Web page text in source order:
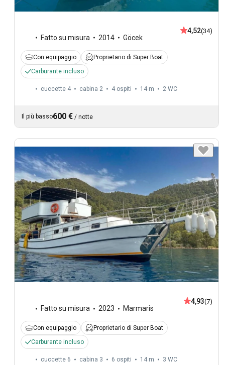
Fatto su misura 2014 Göcek
4,52(34)
Con equipaggio
Proprietario di Super Boat
Carburante incluso
cuccette 4 cabina 2 4 ospiti 14 m 2 WC
Il più basso600 € / notte
Fatto su misura 2023 Marmaris
4,93(7)
Con equipaggio
Proprietario di Super Boat
Carburante incluso
cuccette 6 cabina 3 6 ospiti 14 m 3 WC